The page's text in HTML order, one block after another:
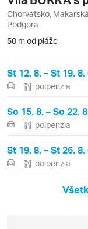
Chorvátsko,
Podgora
50 m od pláže
St 12. 8. – St 19.
polpenzia
So 15. 8. – So 22.
polpenzia
St 19. 8. – St 26.
polpenzia